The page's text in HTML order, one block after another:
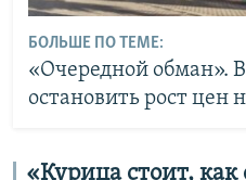
БОЛЬШЕ ПО ТЕМЕ:
«Очередной обман».
остановить рост цен
«Курица стоит,